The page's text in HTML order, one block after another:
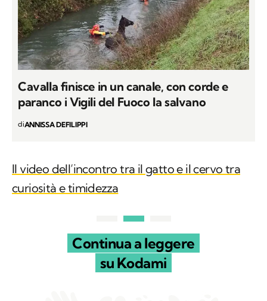
Cavalla finisce in un canale, con corde e
paranco i Vigili del Fuoco la salvano
diANNISSA DEFILIPPI
Il video dell’incontro tra il gatto e il cervo tra
curiosità e timidezza
Continua a leggere
su Kodami